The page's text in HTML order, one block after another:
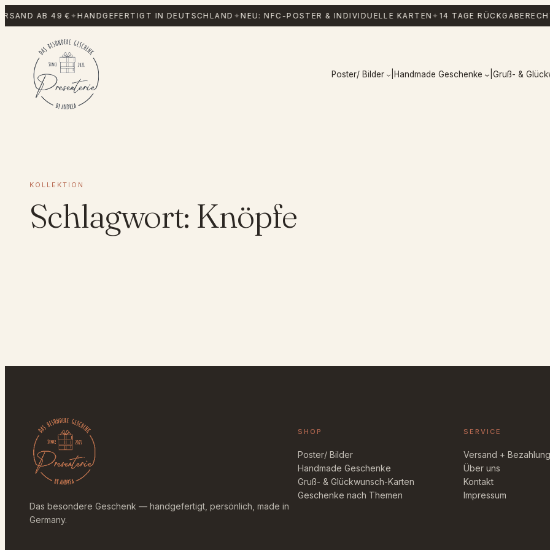
Zum
Inhalt
AB 49 €✦HANDGEFERTIGT IN DEUTSCHLAND✦NEU: NFC-POSTER & INDIVIDUELLE KARTEN✦14 TAGE
Poster/ Bilder Handmade Geschenke Gruß- &
KOLLEKTION
Schlagwort: Knöpfe
Das besondere Geschenk — handgefertigt, persönlich, made in
Germany.
SHOP
Poster/ Bilder
Handmade Geschenke
Gruß- & Glückwunsch-Karten
Geschenke nach Themen
SERVICE
Versand + Bezahlung
Über uns
Kontakt
Impressum